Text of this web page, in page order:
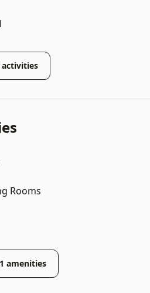
activities
Rooms
amenities